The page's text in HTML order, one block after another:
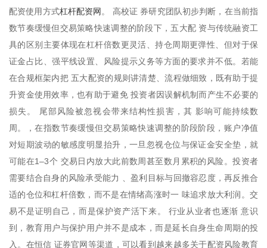
配资使用方式杠杆配资网。 高校证 券研究团队初步判断，在当前指
数节奏缓慢但交易策略快速调整的阶段下，五大配 资与传统融资工
具的区别主要体现在杠杆倍数更灵活、持仓周期更弹性、但对于保
证金占比、强平线设置、风险提示义务等方面的要求并不低。若能
在合规框架内把 五大配资的规则讲清楚、流程做细致，既有助于提
升资金使用效率，也有助于避免 投资者因误解机制而产生不必要的
损失。 尾部风险被忽视会带来结构性损害，其 影响可能持续数
周。，在指数节奏缓慢但交易策略快速调整的阶段阶段，账户净值
对短期波动的敏感度明显抬升，一旦忽视仓位与保证金安全垫，就
可能在1–3个 交易日内放大此前数周甚至数月累积的风险。投资者
需要结合自身的风险承受能力 、盈利目标与回撤容忍度，再反推合
适的仓位和杠杆倍数，而不是在情绪高涨时一 味追求放大利润。交
易不是证明自己，而是保护资产活下来。 行业从业者也逐渐 意识
到，教育用户与保护用户并不是成本，而是延长自身生命周期的投
入。在恒信 证券官网等渠道，可以看到越来越多关于配资风险教育